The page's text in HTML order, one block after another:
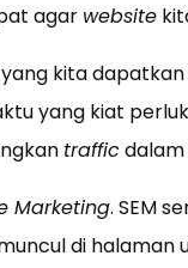
agar website
yang kita
yang kiat
trafficdalam
Marketing. SEM
di halaman